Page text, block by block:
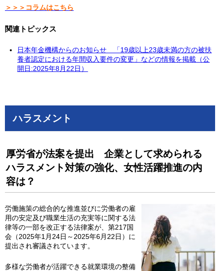
＞＞＞コラムはこちら
関連トピックス
日本年金機構からのお知らせ 「19歳以上23歳未満の方の被扶
養者認定における年間収入要件の変更」などの情報を掲載（公
開日:2025年8月22日）
ハラスメント
厚労省が法案を提出 企業として求められる
ハラスメント対策の強化、女性活躍推進の内
容は？
労働施策の総合的な推進並びに労働者の雇
用の安定及び職業生活の充実等に関する法
律等の一部を改正する法律案が、第217国
会（2025年1月24日～2025年6月22日）に
提出され審議されています。
多様な労働者が活躍できる就業環境の整備